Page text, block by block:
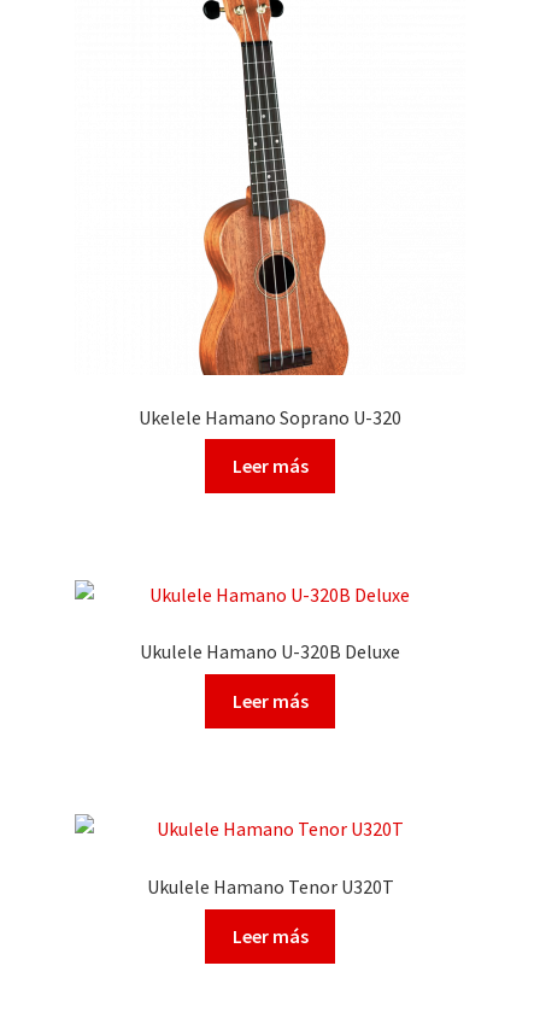
Ukelele Hamano Soprano U-320
Leer más
Ukulele Hamano U-320B Deluxe
Leer más
Ukulele Hamano Tenor U320T
Leer más